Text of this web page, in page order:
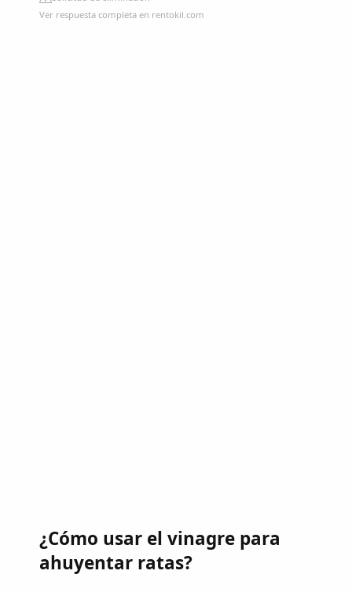
Ver respuesta completa en rentokil.com
¿Cómo usar el vinagre para
ahuyentar ratas?